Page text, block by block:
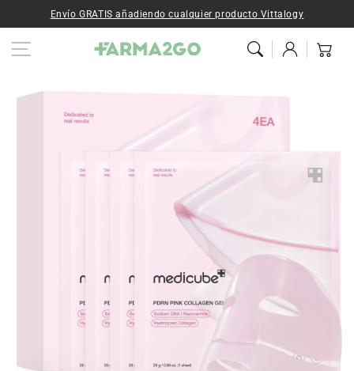
Ir al contenidoEnvío GRATIS añadiendo cualquier producto Vittalogy
Iniciar
sesión
Carrito
información del
producto